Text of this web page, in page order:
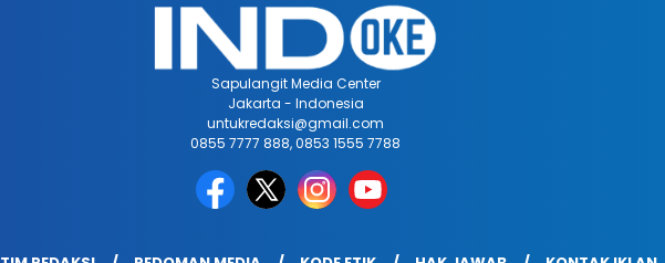
Sapulangit Media Center
Jakarta - Indonesia
untukredaksi@gmail.com
0855 7777 888, 0853 1555 7788